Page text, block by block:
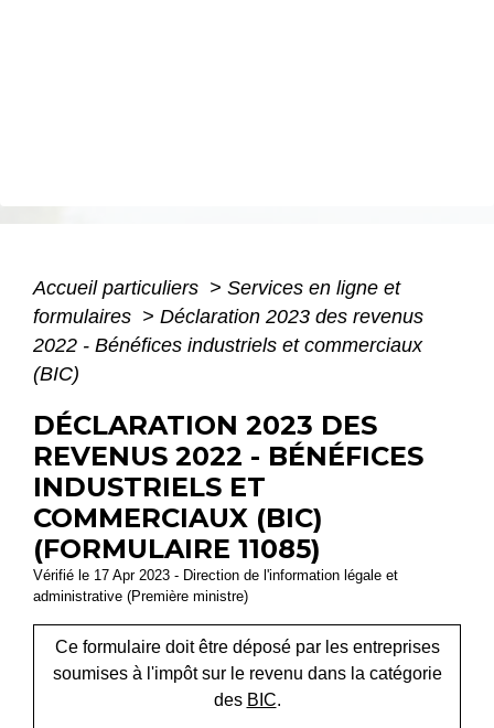
Accueil particuliers > Services en ligne et
formulaires > Déclaration 2023 des revenus
2022 - Bénéfices industriels et commerciaux
(BIC)
DÉCLARATION 2023 DES
REVENUS 2022 - BÉNÉFICES
INDUSTRIELS ET
COMMERCIAUX (BIC)
(FORMULAIRE 11085)
Vérifié le 17 Apr 2023 - Direction de l'information légale et
administrative (Première ministre)
Ce formulaire doit être déposé par les entreprises
soumises à l'impôt sur le revenu dans la catégorie
des BIC.